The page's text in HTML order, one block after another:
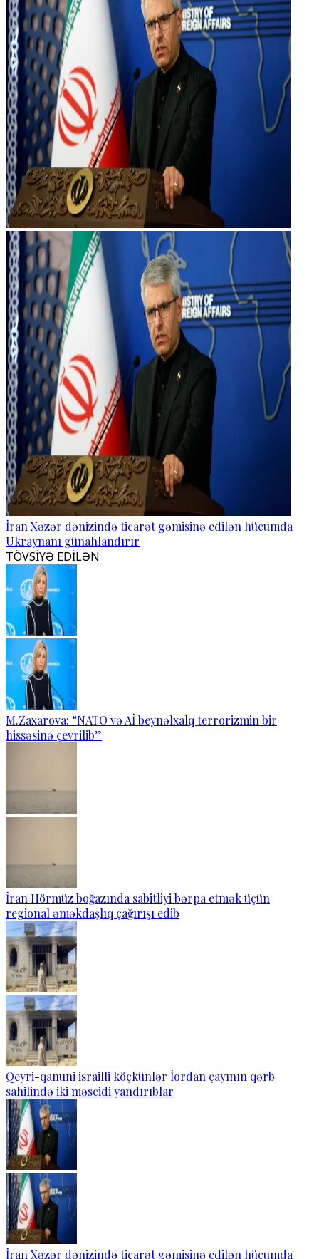
İran Xəzər dənizində ticarət gəmisinə edilən hücumda
Ukraynanı günahlandırır
TÖVSİYƏ EDİLƏN
M.Zaxarova: “NATO və Aİ beynəlxalq terrorizmin bir
hissəsinə çevrilib”
İran Hörmüz boğazında sabitliyi bərpa etmək üçün
regional əməkdaşlıq çağırışı edib
Qeyri-qanuni israilli köçkünlər İordan çayının qərb
sahilində iki məscidi yandırıblar
İran Xəzər dənizində ticarət gəmisinə edilən hücumda